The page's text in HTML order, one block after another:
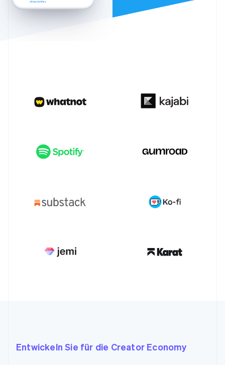
stripe.com/tax
Entwickeln Sie für die Creator Economy